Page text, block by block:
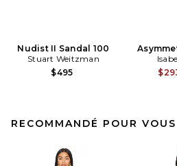
Nudist II Sandal 100
Stuart Weitzman
$495
RECOMMANDÉ POUR VOUS